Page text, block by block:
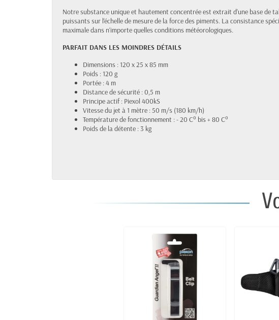
Notre substance unique et hautement concentrée est extrait d’une base de
puissants sur l‘échelle de mesure de la force des piments. La consistance
maximale dans n‘importe quelles conditions météorologiques.
PARFAIT DANS LES MOINDRES DÉTAILS
Dimensions : 120 x 25 x 85 mm
Poids : 120 g
Portée : 4 m
Distance de sécurité : 0,5 m
Principe actif : Piexol 400kS
Vitesse du jet à 1 mètre : 50 m/s (180 km/h)
Température de fonctionnement : - 20 C° bis + 80 C°
Poids de la détente : 3 kg